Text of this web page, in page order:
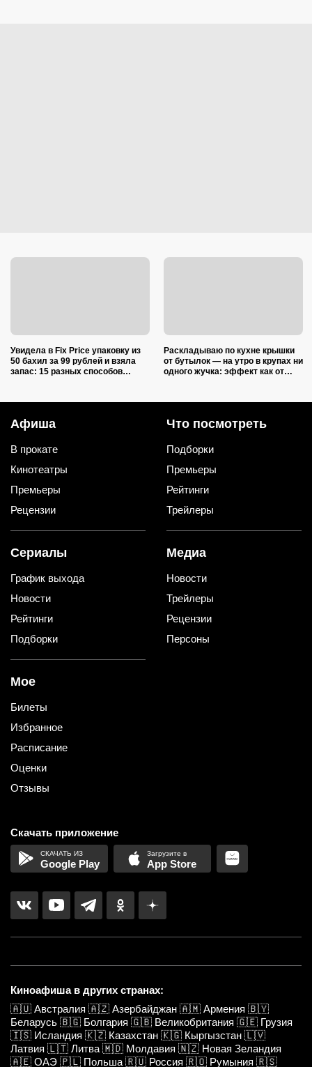
Увидела в Fix Price упаковку из
50 бахил за 99 рублей и взяла
запас: 15 разных способов
Раскладываю по кухне крышки
от бутылок — на утро в крупах ни
одного жучка: эффект как от
Афиша
В прокате
Кинотеатры
Премьеры
Рецензии
Что посмотреть
Подборки
Премьеры
Рейтинги
Трейлеры
Сериалы
График выхода
Новости
Рейтинги
Подборки
Медиа
Новости
Трейлеры
Рецензии
Персоны
Мое
Билеты
Избранное
Расписание
Оценки
Отзывы
Скачать приложение
Google Play App Store
Киноафиша в других странах:
🇦🇺 Австралия 🇦🇿 Азербайджан 🇦🇲 Армения 🇧🇾
Беларусь 🇧🇬 Болгария 🇬🇧 Великобритания 🇬🇪 Грузия
🇮🇸 Исландия 🇰🇿 Казахстан 🇰🇬 Кыргызстан 🇱🇻
Латвия 🇱🇹 Литва 🇲🇩 Молдавия 🇳🇿 Новая Зеландия
🇦🇪 ОАЭ 🇵🇱 Польша 🇷🇺 Россия 🇷🇴 Румыния 🇷🇸